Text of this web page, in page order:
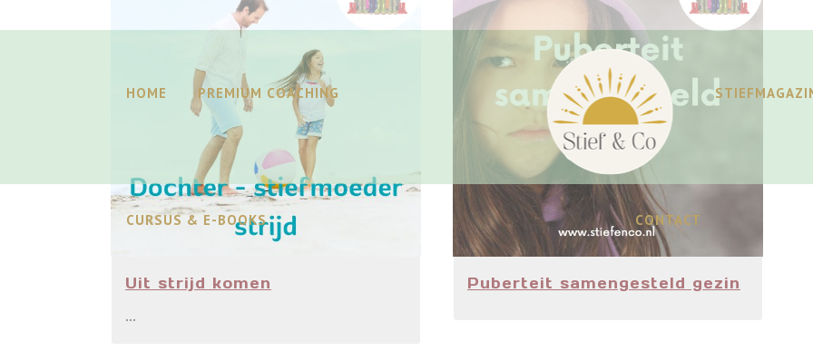
HOME PREMIUM COACHING
CURSUS & E-BOOKS CONTACT
Uit strijd komen
...
Puberteit samengesteld gezin